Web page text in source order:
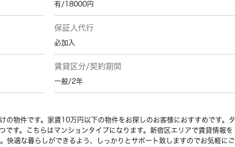
有/18000円
保証人代行
必加入
賃貸区分/契約期間
一般/2年
の物件です。家賃10万円以下の物件をお探しのお客様におすすめです。タ
です。こちらはマンションタイプになります。新宿区エリアで賃貸情報を
快適な暮らしができるよう、しっかりとサポート致しますのでお気軽にご